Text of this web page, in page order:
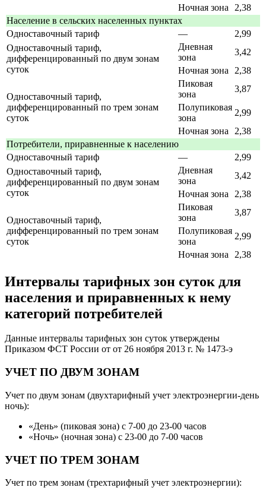
Ночная зона
2,38
Население в сельских населенных пунктах
Одноставочный тариф
—
2,99
Одноставочный тариф,
дифференцированный по двум зонам
суток
Дневная
зона
3,42
Ночная зона
2,38
Одноставочный тариф,
дифференцированный по трем зонам
суток
Пиковая
зона
3,87
Полупиковая
зона
2,99
Ночная зона
2,38
Потребители, приравненные к населению
Одноставочный тариф
—
2,99
Одноставочный тариф,
дифференцированный по двум зонам
суток
Дневная
зона
3,42
Ночная зона
2,38
Одноставочный тариф,
дифференцированный по трем зонам
суток
Пиковая
зона
3,87
Полупиковая
зона
2,99
Ночная зона
2,38
Интервалы тарифных зон суток для
населения и приравненных к нему
категорий потребителей
Данные интервалы тарифных зон суток утверждены
Приказом ФСТ России от от 26 ноября 2013 г. № 1473-э
УЧЕТ ПО ДВУМ ЗОНАМ
Учет по двум зонам (двухтарифный учет электроэнергии-день
ночь):
«День» (пиковая зона) с 7-00 до 23-00 часов
«Ночь» (ночная зона) с 23-00 до 7-00 часов
УЧЕТ ПО ТРЕМ ЗОНАМ
Учет по трем зонам (трехтарифный учет электроэнергии):